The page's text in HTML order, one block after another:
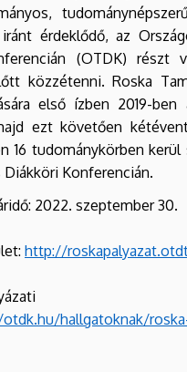
érdeklődő, az
(OTDK) részt
közzétenni. Roska
első ízben 2019-ben
ezt követően
16 tudománykörben
Konferencián.
2022. szeptember 30.
http://
hallgatoknak/